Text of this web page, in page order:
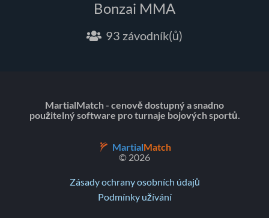
Bonzai MMA
93 závodník(ů)
MartialMatch - cenově dostupný a snadno
použitelný software pro turnaje bojových sportů.
MartialMatch
© 2026
Zásady ochrany osobních údajů
Podmínky užívání